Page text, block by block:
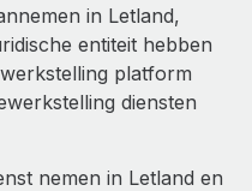
in Letland,
entiteit hebben
platform
diensten
nemen in Letland en